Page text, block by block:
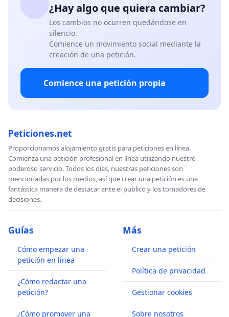
¿Hay algo que quiera cambiar?
Los cambios no ocurren quedándose en
silencio.
Comience un movimiento social mediante la
creación de una petición.
Comience una petición propia
Peticiones.net
Proporcionamos alojamiento gratis para peticiones en línea.
Comienza una petición profesional en línea utilizando nuestro
poderoso servicio. Todos los días, nuestras peticiones son
mencionadas por los medios, así que crear una petición es una
fantástica manera de destacar ante el publico y los tomadores de
decisiones.
Guías
Cómo empezar una
petición en línea
¿Cómo redactar una
petición?
¿Cómo promover una
Más
Crear una petición
Política de privacidad
Gestionar cookies
Sobre nosotros